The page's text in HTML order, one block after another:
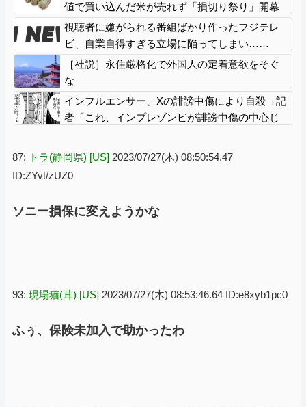
値で買い込んだ米が売れず「損切り祭り」開幕
へ
視聴者に嫌がられる番組ばかり作ったフジテレ
ビ、自業自得すぎる立場に陥ってしまい……
［社説］永住厳格化で外国人の定着意欲をそぐ
な
インフルエンサー、Xの誹謗中傷により自殺→記
者「これ、インプレゾンビが誹謗中傷の中心じ
上がる
87: トラ(静岡県) [US] 2023/07/27(木) 08:50:54.47
ID:ZYvt/zUZ0
ソニー損保に変えようかな
93: 現場猫(茸) [US] 2023/07/27(木) 08:53:46.64 ID:e8xyb1pc0
ふぅ、保険未加入で助かったわ